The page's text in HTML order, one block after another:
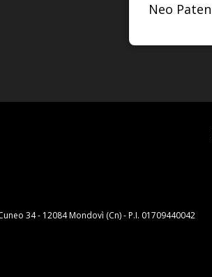
Neo
34 - 12084 Mondovì (Cn) - P.I. 01709440042